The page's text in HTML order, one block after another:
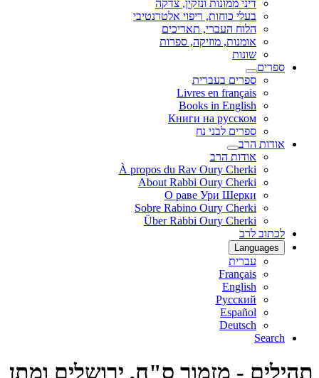
דיני ממונות ונזקין, צדקה
בעלי כוחות, ריפוי אלטרנטיבי
הלוח העברי, תאריכים
אומנות, מוזיקה, ספרות
שונות
ספרים
ספרים בעברית
Livres en français
Books in English
Книги на русском
ספרים לבני נח
אודות הרב
אודות הרב
À propos du Rav Oury Cherki
About Rabbi Oury Cherki
О раве Ури Шерки
Sobre Rabino Oury Cherki
Über Rabbi Oury Cherki
לכתוב לרב
Languages
עברית
Français
English
Русский
Español
Deutsch
Search
תהילים - מזמור ס"ח, ירושלים ומתן